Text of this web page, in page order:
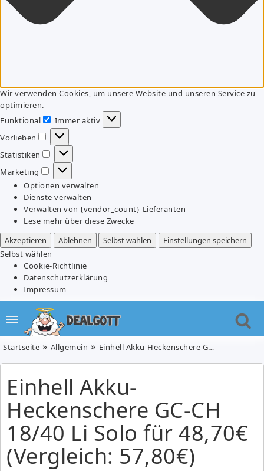
Wir verwenden Cookies, um unsere Website und unseren Service zu
optimieren.
Funktional
Funktional
Immer aktiv
Vorlieben
Vorlieben
Statistiken
Statistiken
Marketing
Marketing
Optionen verwalten
Dienste verwalten
Verwalten von {vendor_count}-Lieferanten
Lese mehr über diese Zwecke
Akzeptieren
Ablehnen Selbst wählen
Einstellungen speichern
Selbst wählen
Cookie-Richtlinie
Datenschutzerklärung
Impressum
Startseite Allgemein Einhell Akku-Heckenschere GC-CH 18/40 Li Solo für 48,70€ (Vergleich: 57,80€)
Einhell Akku-
Heckenschere GC-CH
18/40 Li Solo für 48,70€
(Vergleich: 57,80€)